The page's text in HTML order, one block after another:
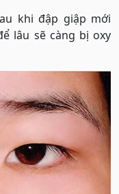
khi đập giập mới
lâu sẽ càng bị oxy